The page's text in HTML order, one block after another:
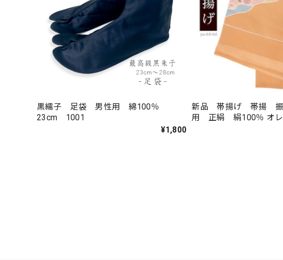
黒繻子 足袋 男性用 綿100％
23cm 1001
¥1,800
新品 帯揚げ 帯揚 振
用 正絹 絹100％ オレ